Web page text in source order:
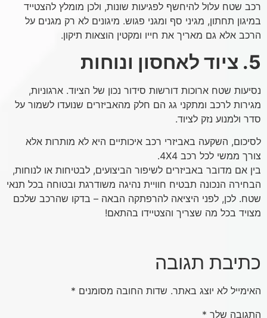
רכב שטח עלול להיחשף לפגיעות שונות, ולכן מומלץ להצטייד
במיגון תחתון, מגיני סף ומגני פגוש. מיגונים לא רק מגנים על
הרכב אלא גם מאריך את חייו ומקטין הוצאות תיקון.
5. ציוד לאחסון ונוחות
נסיעות שטח ארוכות דורשות סידור נכון של הציוד. ארגוניות,
מגירות לרכב ומתקני גג הם חלק מהאביזרים שנועדו לשמור על
סדר ולמנוע נזק לציוד.
לסיכום, השקעה באביזרי רכב איכותיים היא לא מותרות אלא
צורך ממשי לכל רכב 4X4.
בין אם מדובר באביזרים לשיפור הביצועים, לבטיחות או לנוחות,
הבחירה הנכונה תבטיח חוויית נהיגה משודרגת ובטוחה בכל תנאי
שטח. לכן, לפני היציאה להרפתקה הבאה – בדקו שהרכב שלכם
מצויד בכל מה שצריך והצטיידו בהתאם!
כתיבת תגובה
האימייל לא יוצג באתר. שדות החובה מסומנים *
התגובה שלך *